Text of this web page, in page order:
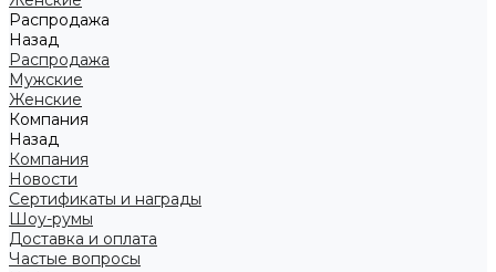
Распродажа
Назад
Распродажа
Мужские
Женские
Компания
Назад
Компания
Новости
Сертификаты и награды
Шоу-румы
Доставка и оплата
Частые вопросы